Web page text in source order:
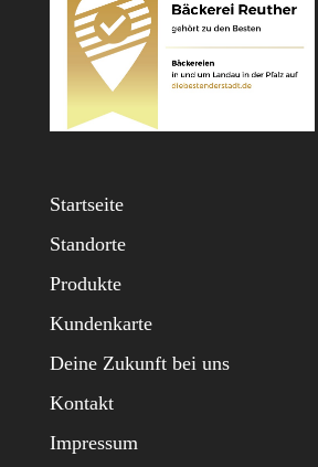
Startseite
Standorte
Produkte
Kundenkarte
Deine Zukunft bei uns
Kontakt
Impressum